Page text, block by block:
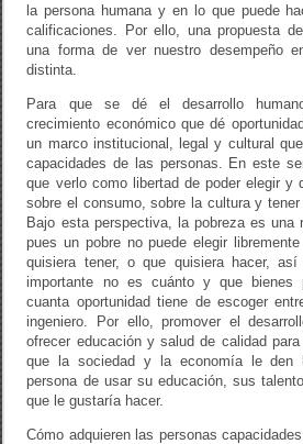
la persona humana y en lo que puede
calificaciones. Por ello, una propuesta
una forma de ver nuestro desempeño
distinta.
Para que se dé el desarrollo
crecimiento económico que dé
un marco institucional, legal y cultural
capacidades de las personas. En este
que verlo como libertad de poder elegir y
sobre el consumo, sobre la cultura y tener
Bajo esta perspectiva, la pobreza es una
pues un pobre no puede elegir
quisiera tener, o que quisiera hacer,
importante no es cuánto y que bienes
cuanta oportunidad tiene de escoger
ingeniero. Por ello, promover el
ofrecer educación y salud de calidad
que la sociedad y la economía le den
persona de usar su educación, sus
que le gustaría hacer.
Cómo adquieren las personas